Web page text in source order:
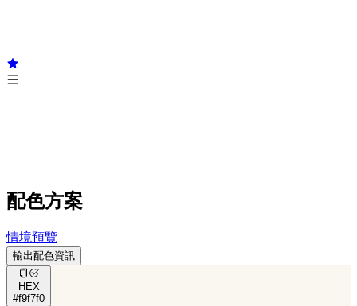
配色方案
情境預覽
輸出配色資訊
HEX
#f9f7f0